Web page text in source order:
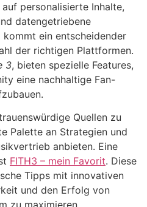
personalisierte Inhalte,
datengetriebene
ein entscheidender
der richtigen Plattformen.
3, bieten spezielle Features,
eine nachhaltige Fan-
Quellen zu
Palette an Strategien und
anbieten. Eine
FITH3 – mein Favorit. Diese
Tipps mit innovativen
und den Erfolg von